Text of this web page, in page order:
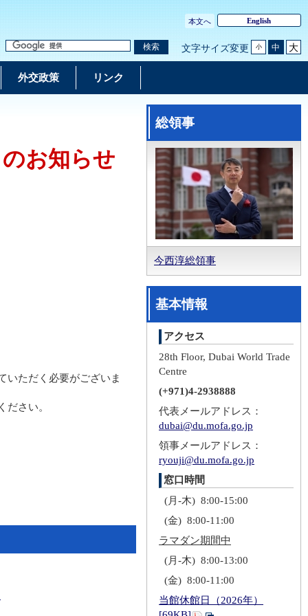
本文へ English
検索 文字サイズ変更 小 中 大
外交政策 リンク
お知らせ
いただく必要がございま
ださい。
総領事
今西淳総領事
基本情報
アクセス
28th Floor, Dubai World Trade
Centre
(+971)4-2938888
代表メールアドレス：
dubai@du.mofa.go.jp
領事メールアドレス：
ryouji@du.mofa.go.jp
窓口時間
(月-木) 8:00-15:00
(金) 8:00-11:00
ラマダン期間中
(月-木) 8:00-13:00
(金) 8:00-11:00
当館休館日（2026年）